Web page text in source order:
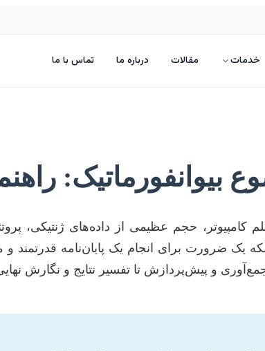
خدمات مقالات درباره ما تماس با ما
بیوانفورماتیک:
حجم عظیمی از داده‌های ژنتیکی،
یک ضرورت برای انجام یک پایان‌نامه قدرتمند
جمع‌آوری و پیش‌پردازش تا تفسیر نتایج و نگارش